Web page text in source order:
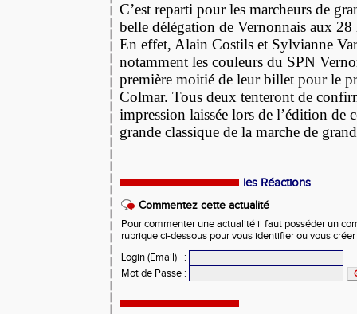
C’est reparti pour les marcheurs de
belle délégation de Vernonnais aux
En effet, Alain Costils et Sylvianne
notamment les couleurs du SPN
première moitié de leur billet pour le
Colmar. Tous deux tenteront de
impression laissée lors de l’édition de
grande classique de la marche de
les Réactions
Commentez cette actualité
Pour commenter une actualité il faut posséder un
rubrique ci-dessous pour vous identifier ou vous
Login (Email)
:
Mot de Passe :